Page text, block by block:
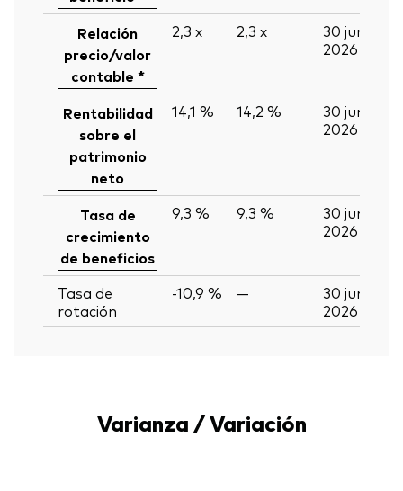
Relación
precio/valor
contable *
2,3 x 2,3 x
30 jun
2026
Rentabilidad
sobre el
patrimonio
neto
14,1 % 14,2 %
30 jun
2026
Tasa de
crecimiento
de beneficios
9,3 % 9,3 %
30 jun
2026
Tasa de
rotación
-10,9 % —
30 jun
2026
Varianza / Variación